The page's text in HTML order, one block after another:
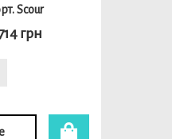
Scour
грн